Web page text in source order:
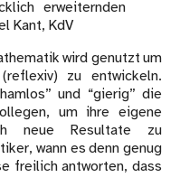
erweiternden
Kant, KdV
wird genutzt um
zu entwickeln.
und “gierig” die
um ihre eigene
neue Resultate zu
wann es denn genug
freilich antworten, dass